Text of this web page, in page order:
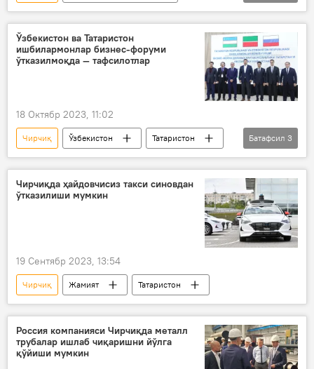
ЕОИИ
Ўзбекистон
технопарк
ЕИК
Иқтисод
Ўзбекистон ва Татаристон
ишбилармонлар бизнес-форуми
ўтказилмоқда — тафсилотлар
18 Октябр 2023, 11:02
Чирчиқ Ўзбекистон
Татаристон
бизнес
форум Иқтисод
Батафсил 3
Чирчиқда ҳайдовчисиз такси синовдан
ўтказилиши мумкин
19 Сентябр 2023, 13:54
Чирчиқ Жамият Татаристон
Россия компанияси Чирчиқда металл
трубалар ишлаб чиқаришни йўлга
қўйиши мумкин